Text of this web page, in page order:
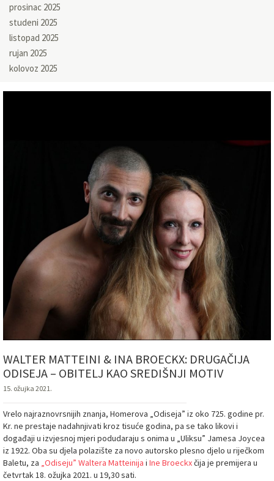
prosinac 2025
studeni 2025
listopad 2025
rujan 2025
kolovoz 2025
WALTER MATTEINI & INA BROECKX: DRUGAČIJA
ODISEJA – OBITELJ KAO SREDIŠNJI MOTIV
15. ožujka 2021.
Vrelo najraznovrsnijih znanja, Homerova „Odiseja” iz oko 725. godine pr.
Kr. ne prestaje nadahnjivati kroz tisuće godina, pa se tako likovi i
događaji u izvjesnoj mjeri podudaraju s onima u „Uliksu” Jamesa Joycea
iz 1922. Oba su djela polazište za novo autorsko plesno djelo u riječkom
Baletu, za „Odiseju” Waltera Matteinija i Ine Broeckxčija je premijera u
četvrtak 18. ožujka 2021. u 19,30 sati.